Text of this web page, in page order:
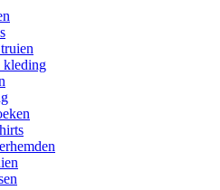
kleding